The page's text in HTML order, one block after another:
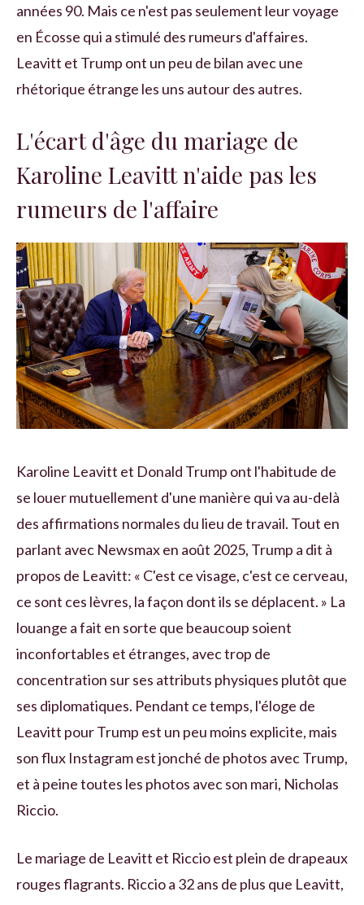
années 90. Mais ce n'est pas seulement leur voyage
en Écosse qui a stimulé des rumeurs d'affaires.
Leavitt et Trump ont un peu de bilan avec une
rhétorique étrange les uns autour des autres.
L'écart d'âge du mariage de
Karoline Leavitt n'aide pas les
rumeurs de l'affaire
Karoline Leavitt et Donald Trump ont l'habitude de
se louer mutuellement d'une manière qui va au-delà
des affirmations normales du lieu de travail. Tout en
parlant avec Newsmax en août 2025, Trump a dit à
propos de Leavitt: « C'est ce visage, c'est ce cerveau,
ce sont ces lèvres, la façon dont ils se déplacent. » La
louange a fait en sorte que beaucoup soient
inconfortables et étranges, avec trop de
concentration sur ses attributs physiques plutôt que
ses diplomatiques. Pendant ce temps, l'éloge de
Leavitt pour Trump est un peu moins explicite, mais
son flux Instagram est jonché de photos avec Trump,
et à peine toutes les photos avec son mari, Nicholas
Riccio.
Le mariage de Leavitt et Riccio est plein de drapeaux
rouges flagrants. Riccio a 32 ans de plus que Leavitt,